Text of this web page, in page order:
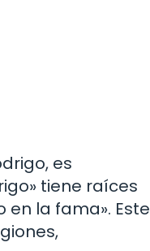
es
tiene raíces
en la fama». Este